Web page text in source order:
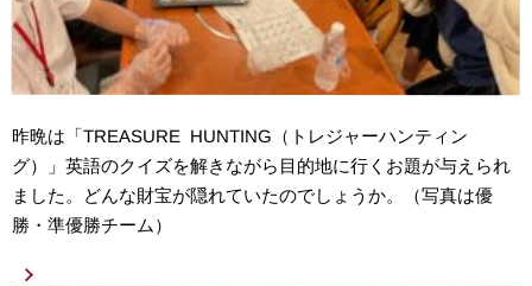
昨晩は「TREASURE HUNTING（トレジャーハンティン
グ）」英語のクイズを解きながら目的地に行くお題が与えられ
ました。どんな財宝が隠れていたのでしょうか。（写真は優
勝・準優勝チーム）